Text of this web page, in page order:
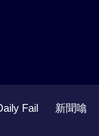
Fail
新聞噏